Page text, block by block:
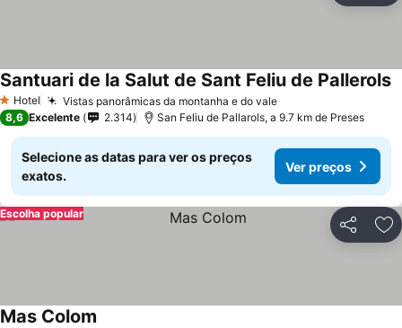
1 Estrelas
Hotel Vistas panorâmicas da montanha e do valeVer preços
Santuari de la Salut de Sant Feliu de Pallerols
8,6 Excelente 2.314 San Feliu de Pallarols, a 9.7 km de Preses
Selecione as datas para ver os preços
exatos.
Ver preços
Partilhar
Escolha popular
Mas Colom